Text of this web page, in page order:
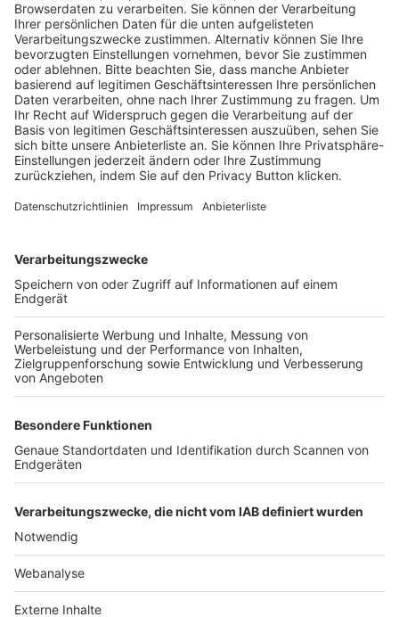
Trainerausbildung
Schulungsangebot Vereinsmitarbeiter
BFV-Geschäftsstellen
Trainerbörse
Login SpielPlus
FOLGE DEM BFV
TOP-VEREINE
TOP-PARTNER
Nutzungsbedingungen Datenschutz Impressum